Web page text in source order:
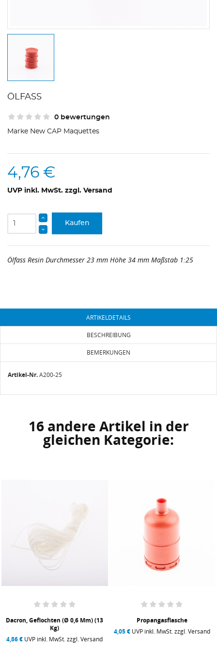
ÖLFASS
0 bewertungen
Marke New CAP Maquettes
4,76 €
UVP inkl. MwSt. zzgl. Versand
Kaufen
Ölfass Resin Durchmesser 23 mm Höhe 34 mm Maßstab 1:25
ARTIKELDETAILS
BESCHREIBUNG
BEMERKUNGEN
Artikel-Nr.A200-25
16 andere Artikel in der
gleichen Kategorie:
Dacron, Geflochten (Ø 0,6 Mm) (13
Kg)
4,86 € UVP inkl. MwSt. zzgl. Versand
Propangasflasche
4,05 €UVP inkl. MwSt. zzgl. Versand